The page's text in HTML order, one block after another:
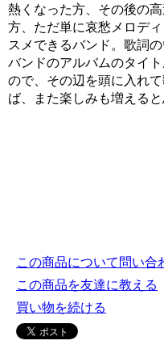
熱くなった方、その後の
方、ただ単に哀愁メロデ
スメできるバンド。歌詞
バンドのアルバムのタイ
ので、その辺を頭に入れ
ば、また楽しみも増える
この商品について問い合
この商品を友達に教える
買い物を続ける